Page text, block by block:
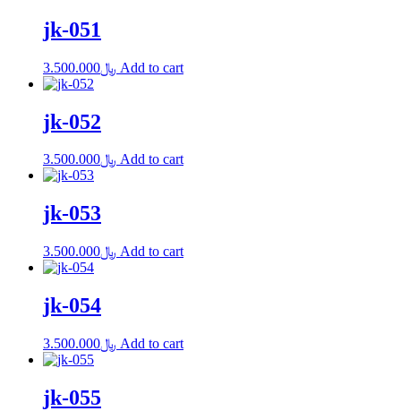
jk-051
﷼3.500.000 Add to cart
jk-052
﷼3.500.000 Add to cart
jk-053
﷼3.500.000 Add to cart
jk-054
﷼3.500.000 Add to cart
jk-055